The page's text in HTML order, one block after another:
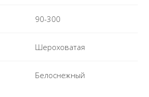
90-300
Шероховатая
Белоснежный